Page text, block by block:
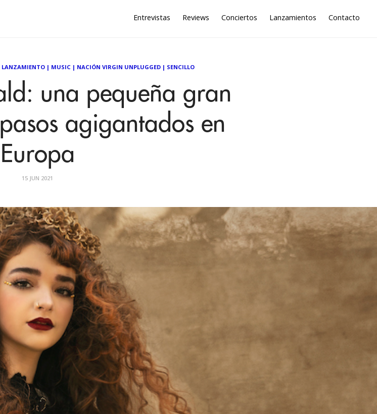
Entrevistas Reviews Conciertos Lanzamientos Contacto
LANZAMIENTO | MUSIC | NACIÓN VIRGIN UNPLUGGED | SENCILLO
una pequeña gran
agigantados en
Europa
15 JUN 2021